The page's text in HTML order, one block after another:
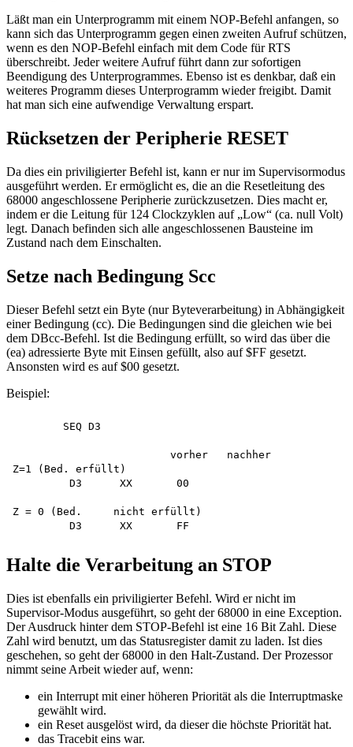
Läßt man ein Unterprogramm mit einem NOP-Befehl anfangen, so
kann sich das Unterprogramm gegen einen zweiten Aufruf schützen,
wenn es den NOP-Befehl einfach mit dem Code für RTS
überschreibt. Jeder weitere Aufruf führt dann zur sofortigen
Beendigung des Unterprogrammes. Ebenso ist es denkbar, daß ein
weiteres Programm dieses Unterprogramm wieder freigibt. Damit
hat man sich eine aufwendige Verwaltung erspart.
Rücksetzen der Peripherie RESET
Da dies ein priviligierter Befehl ist, kann er nur im Supervisormodus
ausgeführt werden. Er ermöglicht es, die an die Resetleitung des
68000 angeschlossene Peripherie zurückzusetzen. Dies macht er,
indem er die Leitung für 124 Clockzyklen auf „Low“ (ca. null Volt)
legt. Danach befinden sich alle angeschlossenen Bausteine im
Zustand nach dem Einschalten.
Setze nach Bedingung Scc
Dieser Befehl setzt ein Byte (nur Byteverarbeitung) in Abhängigkeit
einer Bedingung (cc). Die Bedingungen sind die gleichen wie bei
dem DBcc-Befehl. Ist die Bedingung erfüllt, so wird das über die
(ea) adressierte Byte mit Einsen gefüllt, also auf $FF gesetzt.
Ansonsten wird es auf $00 gesetzt.
Beispiel:
Z=1 (Bed. erfüllt)
Z = 0 (Bed.	nicht erfüllt)
Halte die Verarbeitung an STOP
Dies ist ebenfalls ein priviligierter Befehl. Wird er nicht im
Supervisor-Modus ausgeführt, so geht der 68000 in eine Exception.
Der Ausdruck hinter dem STOP-Befehl ist eine 16 Bit Zahl. Diese
Zahl wird benutzt, um das Statusregister damit zu laden. Ist dies
geschehen, so geht der 68000 in den Halt-Zustand. Der Prozessor
nimmt seine Arbeit wieder auf, wenn:
ein Interrupt mit einer höheren Priorität als die Interruptmaske
gewählt wird.
ein Reset ausgelöst wird, da dieser die höchste Priorität hat.
das Tracebit eins war.